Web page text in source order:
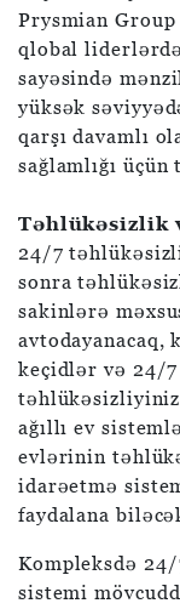
Prysmian
qlobal
sayəsində
yüksək
qarşı davamlı
sağlamlığı
Təhlükəsizlik
24/7
sonra
sakinlərə
keçidlər və 24/
ağıllı ev
evlərinin
idarəetmə
faydalana
Kompleksdə
sistemi